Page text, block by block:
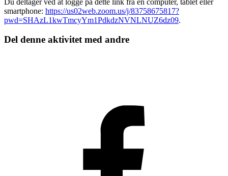
smartphone: https://us02web.zoom.us/j/83758675817?
pwd=SHAzL1kwTmcyYm1PdkdzNVNLNUZ6dz09.
Del denne aktivitet med andre